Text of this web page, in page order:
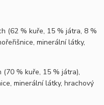
(62 % kuře, 15 % játra, 8 %
minerální látky,
% kuře, 15 % játra),
minerální látky, hrachový